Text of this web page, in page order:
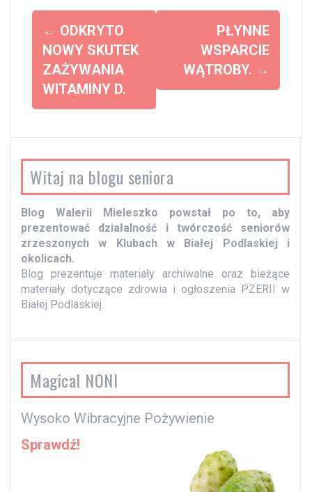
c
w
p
i
s
y
← ODKRYTO
NOWY SKUTEK
ZAŻYWANIA
WITAMINY D.
PŁYNNE
WSPARCIE
WĄTROBY. →
Witaj na blogu seniora
Blog Walerii Mieleszko powstał po to, aby
prezentować działalność i twórczość seniorów
zrzeszonych w Klubach w Białej Podlaskiej i
okolicach.
Blog prezentuje materiały archiwalne oraz bieżące
materiały dotyczące zdrowia i ogłoszenia PZERII w
Białej Podlaskiej.
Magical NONI
Wysoko Wibracyjne Pożywienie
Sprawdź!